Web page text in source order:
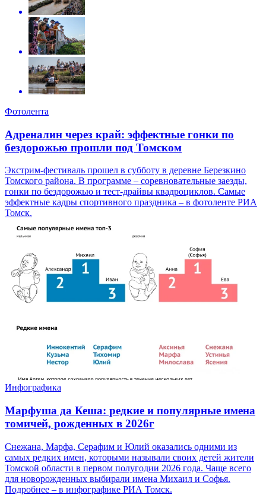
Фотолента
Адреналин через край: эффектные гонки по
бездорожью прошли под Томском
Экстрим-фестиваль прошел в субботу в деревне Березкино
Томского района. В программе – соревновательные заезды,
гонки по бездорожью и тест-драйвы квадроциклов. Самые
эффектные кадры спортивного праздника – в фотоленте РИА
Томск.
Инфографика
Марфуша да Кеша: редкие и популярные имена
томичей, рожденных в 2026г
Снежана, Марфа, Серафим и Юлий оказались одними из
самых редких имен, которыми называли своих детей жители
Томской области в первом полугодии 2026 года. Чаще всего
для новорожденных выбирали имена Михаил и Софья.
Подробнее – в инфографике РИА Томск.